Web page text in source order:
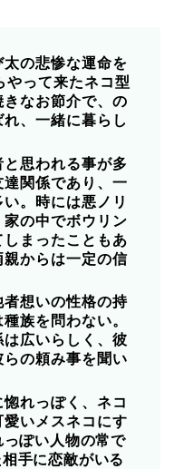
の悲惨な運命を
やって来たネコ型
なお節介で、の
、一緒に暮らし
思われる事が多
関係であり、一
。時には悪ノリ
の中でボウリン
まったこともあ
親からは一定の信
想いの性格の持
族を問わない。
広いらしく、彼
の頼み事を聞い
れっぽく、ネコ
いメスネコにす
っぽい人物の常で
手に恋敵がいる